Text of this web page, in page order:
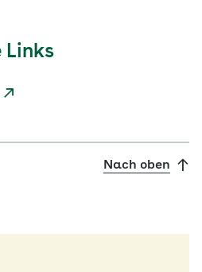
Links
Nach oben